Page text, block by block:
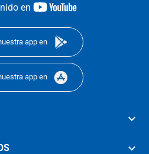
en
youtube-
app en
app en